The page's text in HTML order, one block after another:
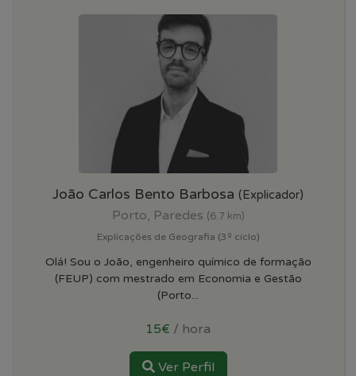
João Carlos Bento Barbosa (Explicador)
Porto, Paredes (6.7 km)
Explicações de Geografia (3º ciclo)
Olá! Sou o João, engenheiro químico de formação
(FEUP) com mestrado em Economia e Gestão
(Porto...
15€ / hora
Ver Perfil